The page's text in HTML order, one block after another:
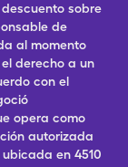
sobre
de
al momento
derecho a un
con el
opera como
autorizada
en 4510